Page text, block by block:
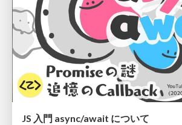
JS 入門 async/await について